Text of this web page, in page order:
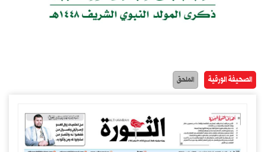
الصحيفة الورقية الملحق